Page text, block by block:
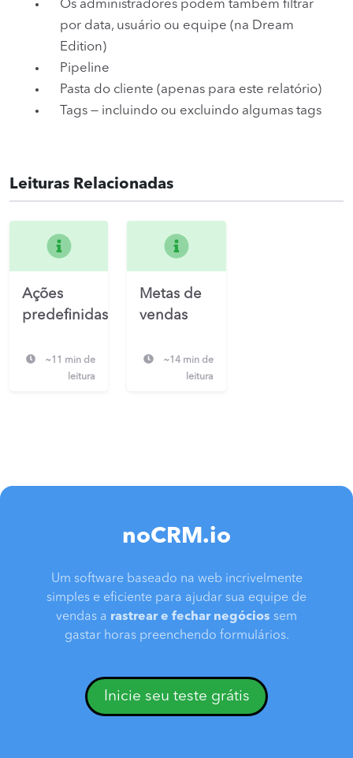
Os administradores podem também filtrar
por data, usuário ou equipe (na Dream
Edition)
Pipeline
Pasta do cliente (apenas para este relatório)
Tags — incluindo ou excluindo algumas tags
Leituras Relacionadas
Ações
predefinidas
~11 min de
leitura
Metas de
vendas
~14 min de
leitura
noCRM.io
Um software baseado na web incrivelmente
simples e eficiente para ajudar sua equipe de
vendas a rastrear e fechar negócios sem
gastar horas preenchendo formulários.
Inicie seu teste grátis